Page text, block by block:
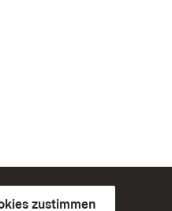
zustimmen